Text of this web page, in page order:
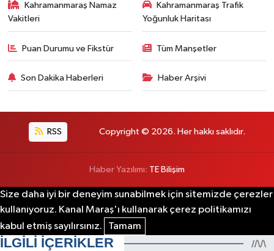
Kahramanmaraş Namaz
Vakitleri
Kahramanmaraş Trafik
Yoğunluk Haritası
Puan Durumu ve Fikstür Tüm Manşetler
Son Dakika Haberleri Haber Arşivi
RSS Copyright © 2026. Her hakkı saklıdır.
Haber Yazılımı: TE Bilişim
Size daha iyi bir deneyim sunabilmek için sitemizde çerezler
kullanıyoruz. Kanal Maraş'ı kullanarak çerez politikamızı
kabul etmiş sayılırsınız.
Tamam